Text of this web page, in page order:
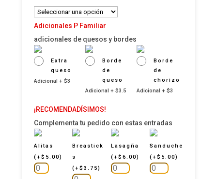
Adicionales P Familiar
adicionales de quesos y bordes
Extra
queso
Adicional + $3
Borde
de
queso
Adicional + $3.5
Borde
de
chorizo
Adicional + $3
¡RECOMENDADÍSIMOS!
Complementa tu pedido con estas entradas
Alitas
(+$ 5.00)
Breastick
s
(+$3.75)
Lasagña
(+$ 6.00)
Sanduche
(+$ 5.00)